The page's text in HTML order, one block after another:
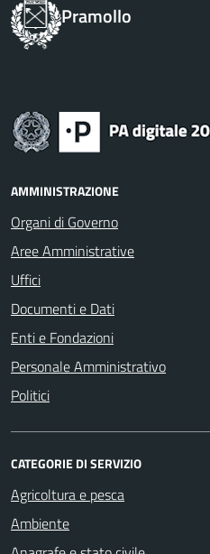
Pramollo
AMMINISTRAZIONE
Organi di Governo
Aree Amministrative
Uffici
Documenti e Dati
Enti e Fondazioni
Personale Amministrativo
Politici
CATEGORIE DI SERVIZIO
Agricoltura e pesca
Ambiente